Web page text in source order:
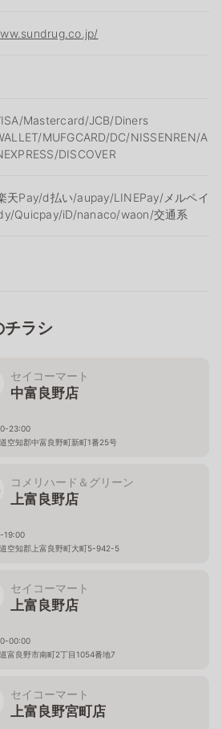
Mastercard/JCB/Diners
MUFGCARD/DC/NISSENREN/A
DISCOVER
天Pay/ⅾ払い/aupay/LINEPay/メルペイ
Quicpay/iD/nanaco/waon/交通系
チラシ
セイコーマート
中富良野店
23:00
空知郡中富良野町新町1番25号
コメリハード＆グリーン
上富良野店
19:00
空知郡上富良野町大町5-942-5
セイコーマート
上富良野店
00:00
富良野市南町2丁目1054番地7
セイコーマート
上富良野宮町店